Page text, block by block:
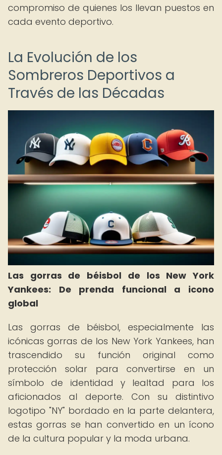
compromiso de quienes los llevan puestos en
cada evento deportivo.
La Evolución de los
Sombreros Deportivos a
Través de las Décadas
Las gorras de béisbol de los New York
Yankees: De prenda funcional a icono
global
Las gorras de béisbol, especialmente las
icónicas gorras de los New York Yankees, han
trascendido su función original como
protección solar para convertirse en un
símbolo de identidad y lealtad para los
aficionados al deporte. Con su distintivo
logotipo "NY" bordado en la parte delantera,
estas gorras se han convertido en un ícono
de la cultura popular y la moda urbana.